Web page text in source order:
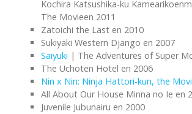
Kochira Katsushika-ku
The Movieen 2011
Zatoichi the Last en 2010
Sukiyaki Western Django en 2007
Saiyuki | The Adventures of Super
The Uchoten Hotel en 2006
Nin x Nin: Ninja Hattori-kun, the
All About Our House Minna no Ie en
Juvenile Jubunairu en 2000